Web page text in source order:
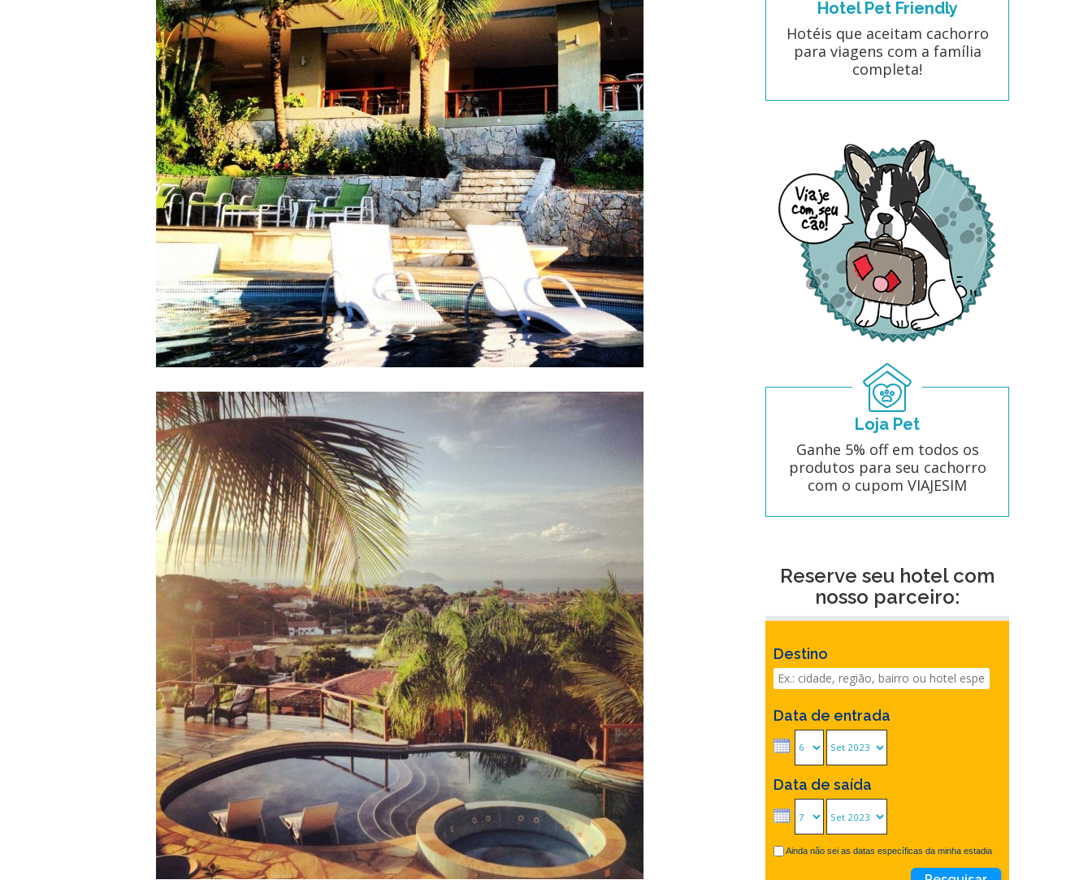
Hotel Pet Friendly
Hotéis que aceitam cachorro
para viagens com a família
completa!
Loja Pet
Ganhe 5% off em todos os
produtos para seu cachorro
com o cupom VIAJESIM
Reserve seu hotel com
nosso parceiro:
Destino
Data de entrada
Data de saída
Ainda não sei as datas específicas da minha estadia